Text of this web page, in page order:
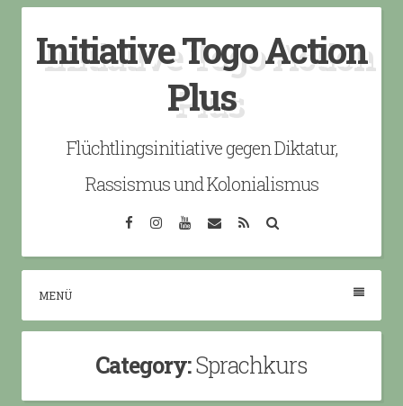
content
Initiative Togo Action
Plus
Flüchtlingsinitiative gegen Diktatur,
Rassismus und Kolonialismus
FacebookInstagramYouTube
EmailRSS
MENÜ
Category:Sprachkurs